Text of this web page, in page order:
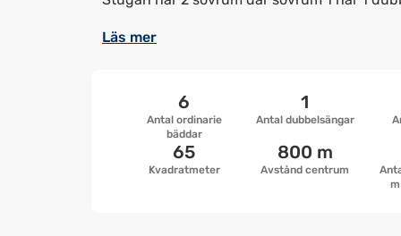
Läs mer
Antal ordinarie
bäddar
6
Antal dubbelsängar
1
Kvadratmeter
65
Avstånd centrum
800 m